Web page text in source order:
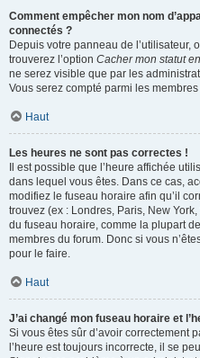
Comment empêcher mon nom
connectés ?
Depuis votre panneau de l’utilisateur,
trouverez l’option Cacher mon statut
ne serez visible que par les
Vous serez compté parmi les
Haut
Les heures ne sont pas correctes !
Il est possible que l’heure affichée
dans lequel vous êtes. Dans ce cas,
modifiez le fuseau horaire afin qu’il
trouvez (ex : Londres, Paris, New
du fuseau horaire, comme la plupart
membres du forum. Donc si vous
pour le faire.
Haut
J’ai changé mon fuseau horaire et
Si vous êtes sûr d’avoir correctement
l’heure est toujours incorrecte, il se